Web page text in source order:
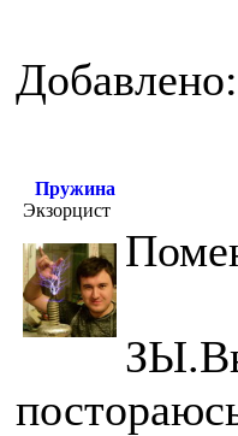
Пружина
Экзорцист